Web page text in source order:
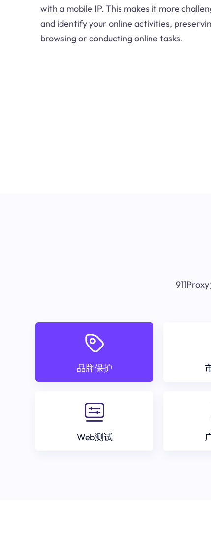
with a mobile IP. This makes it more
and identify your online activities,
browsing or conducting online tasks.
品牌保护
Web测试